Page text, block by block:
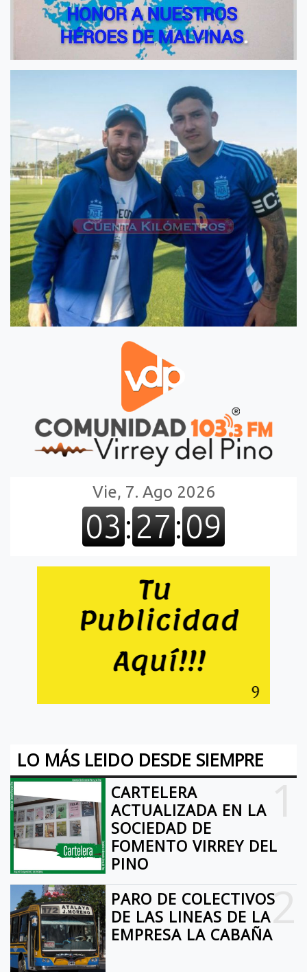
LO MÁS LEIDO DESDE SIEMPRE
CARTELERA
ACTUALIZADA EN LA
SOCIEDAD DE
FOMENTO VIRREY DEL
PINO
2
PARO DE COLECTIVOS
DE LAS LINEAS DE LA
EMPRESA LA CABAÑA